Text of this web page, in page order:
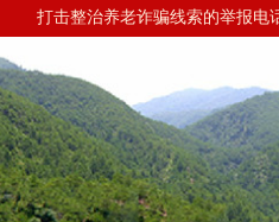
打击整治养老诈骗线索的举报电